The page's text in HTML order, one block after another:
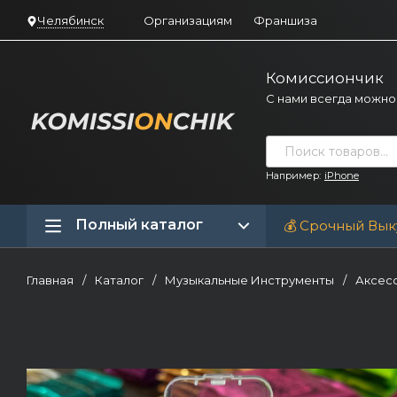
Челябинск Организациям Франшиза
Комиссиончик
С нами всегда
Например: iPhone
Полный каталог 💰 Срочный
Главная / Каталог / Музыкальные Инструменты /